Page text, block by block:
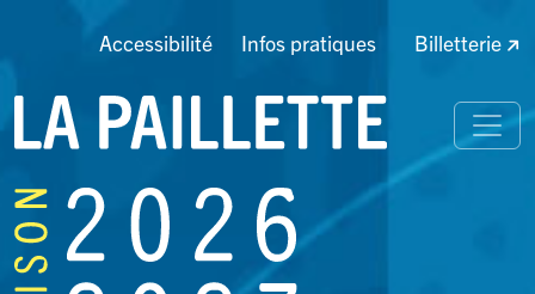
Accessibilité Infos pratiques Billetterie